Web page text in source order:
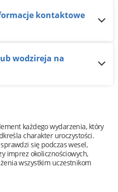
każdego wydarzenia, który
charakter uroczystości.
się podczas wesel,
imprez okolicznościowych,
wszystkim uczestnikom